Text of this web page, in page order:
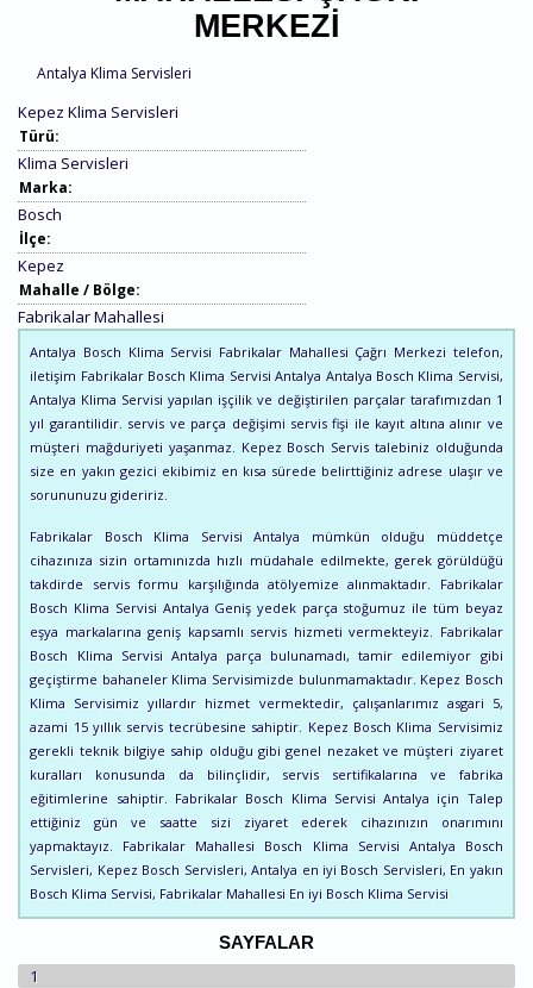
MERKEZI
Antalya Klima Servisleri
Kepez Klima Servisleri
Türü:
Klima Servisleri
Marka:
Bosch
İlçe:
Kepez
Mahalle / Bölge:
Fabrikalar Mahallesi
Antalya Bosch Klima Servisi Fabrikalar Mahallesi Çağrı Merkezi telefon,
iletişim Fabrikalar Bosch Klima Servisi Antalya Antalya Bosch Klima Servisi,
Antalya Klima Servisi yapılan işçilik ve değiştirilen parçalar tarafımızdan 1
yıl garantilidir. servis ve parça değişimi servis fişi ile kayıt altına alınır ve
müşteri mağduriyeti yaşanmaz. Kepez Bosch Servis talebiniz olduğunda
size en yakın gezici ekibimiz en kısa sürede belirttiğiniz adrese ulaşır ve
sorununuzu gideririz.
Fabrikalar Bosch Klima Servisi Antalya mümkün olduğu müddetçe
cihazınıza sizin ortamınızda hızlı müdahale edilmekte, gerek görüldüğü
takdirde servis formu karşılığında atölyemize alınmaktadır. Fabrikalar
Bosch Klima Servisi Antalya Geniş yedek parça stoğumuz ile tüm beyaz
eşya markalarına geniş kapsamlı servis hizmeti vermekteyiz. Fabrikalar
Bosch Klima Servisi Antalya parça bulunamadı, tamir edilemiyor gibi
geçiştirme bahaneler Klima Servisimizde bulunmamaktadır. Kepez Bosch
Klima Servisimiz yıllardır hizmet vermektedir, çalışanlarımız asgari 5,
azami 15 yıllık servis tecrübesine sahiptir. Kepez Bosch Klima Servisimiz
gerekli teknik bilgiye sahip olduğu gibi genel nezaket ve müşteri ziyaret
kuralları konusunda da bilinçlidir, servis sertifikalarına ve fabrika
eğitimlerine sahiptir. Fabrikalar Bosch Klima Servisi Antalya için Talep
ettiğiniz gün ve saatte sizi ziyaret ederek cihazınızın onarımını
yapmaktayız. Fabrikalar Mahallesi Bosch Klima Servisi Antalya Bosch
Servisleri, Kepez Bosch Servisleri, Antalya en iyi Bosch Servisleri, En yakın
Bosch Klima Servisi, Fabrikalar Mahallesi En iyi Bosch Klima Servisi
SAYFALAR
1